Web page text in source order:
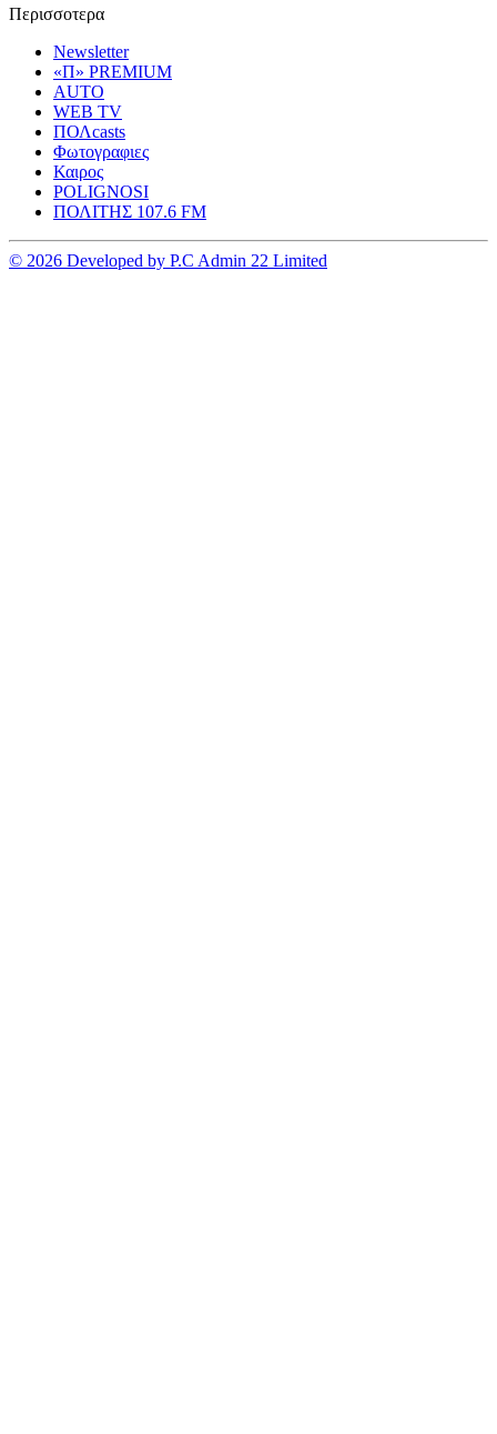
Περισσοτερα
Newsletter
«Π» PREMIUM
AUTO
WEB TV
ΠΟΛcasts
Φωτογραφιες
Καιρος
POLIGNOSI
ΠΟΛΙΤΗΣ 107.6 FM
© 2026 Developed by P.C Admin 22 Limited